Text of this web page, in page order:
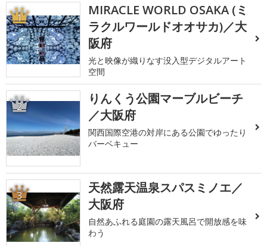
1
MIRACLE WORLD OSAKA (ミ
ラクルワールドオオサカ)／大
阪府
光と映像が織りなす没入型デジタルアート
空間
2
りんくう公園マーブルビーチ
／大阪府
関西国際空港の対岸にある公園でゆったり
バーベキュー
3
天然露天温泉スパスミノエ／
大阪府
自然あふれる庭園の露天風呂で開放感を味
わう